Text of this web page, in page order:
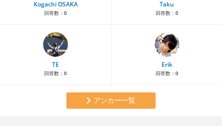
Kogachi OSAKA
回答数： 0
Taku
回答数： 0
TE
回答数： 0
Erik
回答数： 0
アンカー一覧